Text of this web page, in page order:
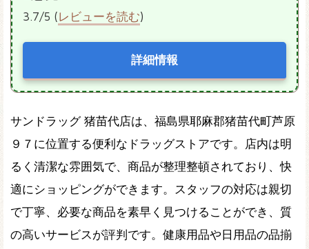
3.7/5 (レビューを読む)
詳細情報
サンドラッグ 猪苗代店は、福島県耶麻郡猪苗代町芦原
９７に位置する便利なドラッグストアです。店内は明
るく清潔な雰囲気で、商品が整理整頓されており、快
適にショッピングができます。スタッフの対応は親切
で丁寧、必要な商品を素早く見つけることができ、質
の高いサービスが評判です。健康用品や日用品の品揃